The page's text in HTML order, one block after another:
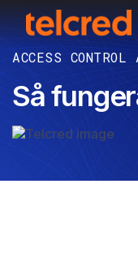
ACCESS
Så